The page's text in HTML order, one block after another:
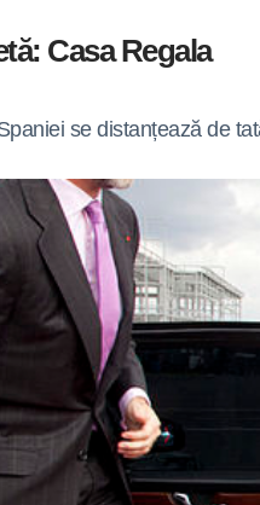
Casa Regala
se distanțează de